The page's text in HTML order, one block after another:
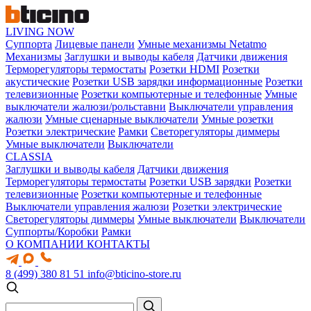
LIVING NOW
Суппорта Лицевые панели Умные механизмы Netatmo
Механизмы Заглушки и выводы кабеля Датчики движения
Терморегуляторы термостаты Розетки HDMI Розетки
акустические Розетки USB зарядки информационные Розетки
телевизионные Розетки компьютерные и телефонные Умные
выключатели жалюзи/рольставни Выключатели управления
жалюзи Умные сценарные выключатели Умные розетки
Розетки электрические Рамки Светорегуляторы диммеры
Умные выключатели Выключатели
CLASSIA
Заглушки и выводы кабеля Датчики движения
Терморегуляторы термостаты Розетки USB зарядки Розетки
телевизионные Розетки компьютерные и телефонные
Выключатели управления жалюзи Розетки электрические
Светорегуляторы диммеры Умные выключатели Выключатели
Суппорты/Коробки Рамки
О КОМПАНИИ КОНТАКТЫ
8 (499) 380 81 51 info@bticino-store.ru